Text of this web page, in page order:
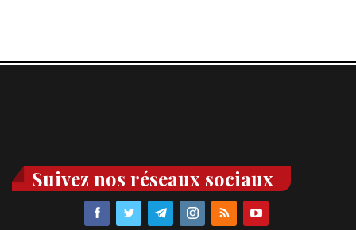
Suivez nos réseaux sociaux